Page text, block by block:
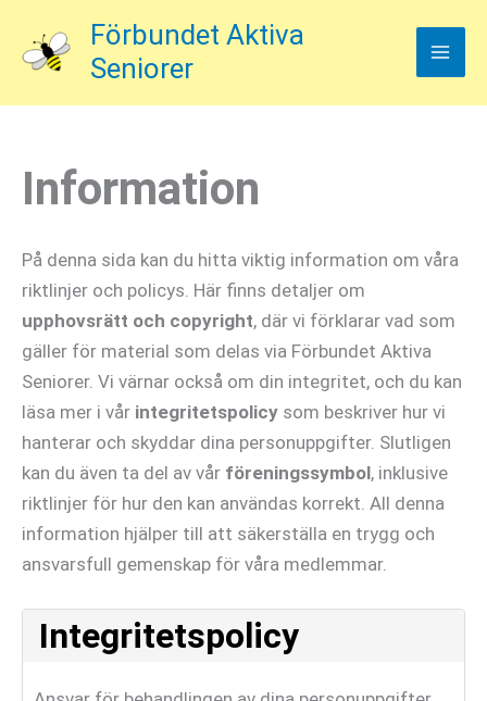
innehåll
Förbundet Aktiva
Seniorer
Information
På denna sida kan du hitta viktig information om våra
riktlinjer och policys. Här finns detaljer om
upphovsrätt och copyright, där vi förklarar vad som
gäller för material som delas via Förbundet Aktiva
Seniorer. Vi värnar också om din integritet, och du kan
läsa mer i vår integritetspolicy som beskriver hur vi
hanterar och skyddar dina personuppgifter. Slutligen
kan du även ta del av vår föreningssymbol, inklusive
riktlinjer för hur den kan användas korrekt. All denna
information hjälper till att säkerställa en trygg och
ansvarsfull gemenskap för våra medlemmar.
Integritetspolicy